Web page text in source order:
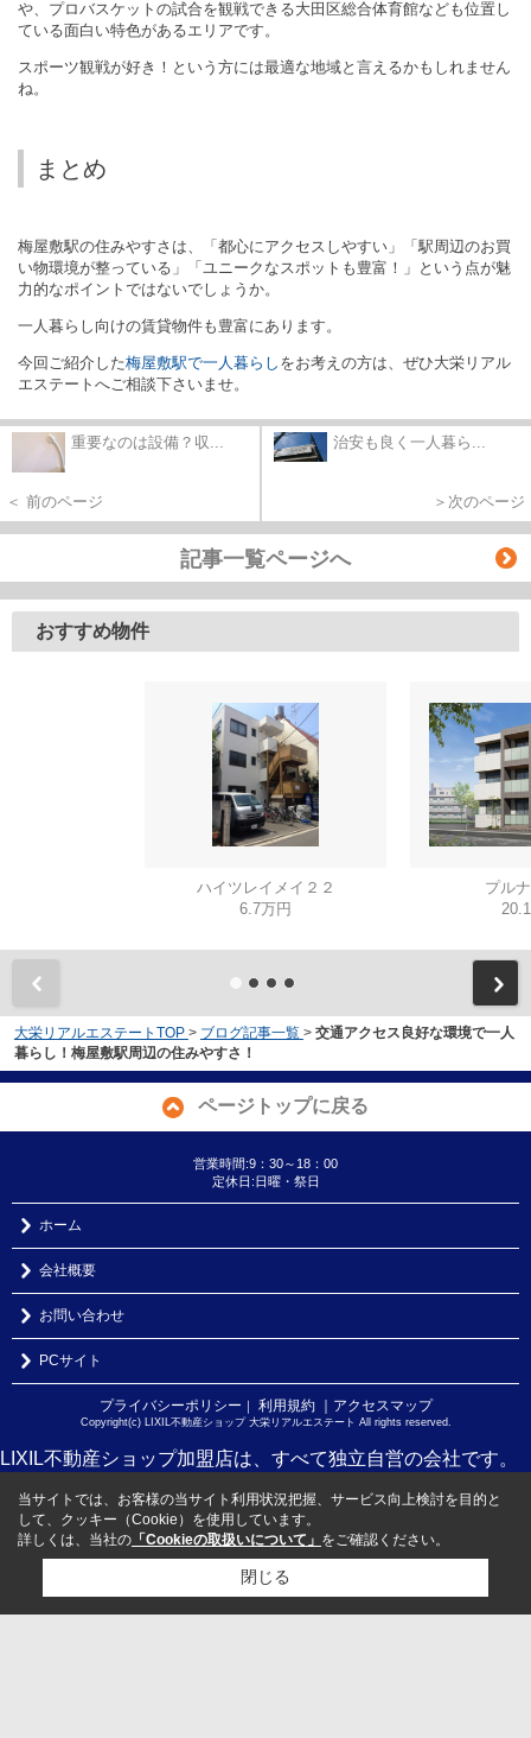
や、プロバスケットの試合を観戦できる大田区総合体育館なども位置し
ている面白い特色があるエリアです。
スポーツ観戦が好き！という方には最適な地域と言えるかもしれません
ね。
まとめ
梅屋敷駅の住みやすさは、「都心にアクセスしやすい」「駅周辺のお買
い物環境が整っている」「ユニークなスポットも豊富！」という点が魅
力的なポイントではないでしょうか。
一人暮らし向けの賃貸物件も豊富にあります。
今回ご紹介した梅屋敷駅で一人暮らし をお考えの方は、ぜひ大栄リアル
エステートへご相談下さいませ。
重要なのは設備？収...
＜ 前のページ
治安も良く一人暮ら...
＞次のページ
記事一覧ページへ
おすすめ物件
ハイツレイメイ２２
6.7万円
プル
大栄リアルエステートTOP > ブログ記事一覧 > 交通アクセス良好な環境で一人
暮らし！梅屋敷駅周辺の住みやすさ！
ページトップに戻る
営業時間:9：30～18：00
定休日:日曜・祭日
ホーム
会社概要
お問い合わせ
PCサイト
プライバシーポリシー ｜ 利用規約 ｜アクセスマップ
Copyright(c) LIXIL不動産ショップ 大栄リアルエステート All rights reserved.
LIXIL不動産ショップ加盟店は、すべて独立自営の会社です。
当サイトでは、お客様の当サイト利用状況把握、サービス向上検討を目的と
して、クッキー（Cookie）を使用しています。
詳しくは、当社の 「Cookieの取扱いについて」 をご確認ください。
閉じる